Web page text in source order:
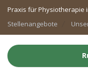
Praxis für Physiotherapie
Stellenangebote